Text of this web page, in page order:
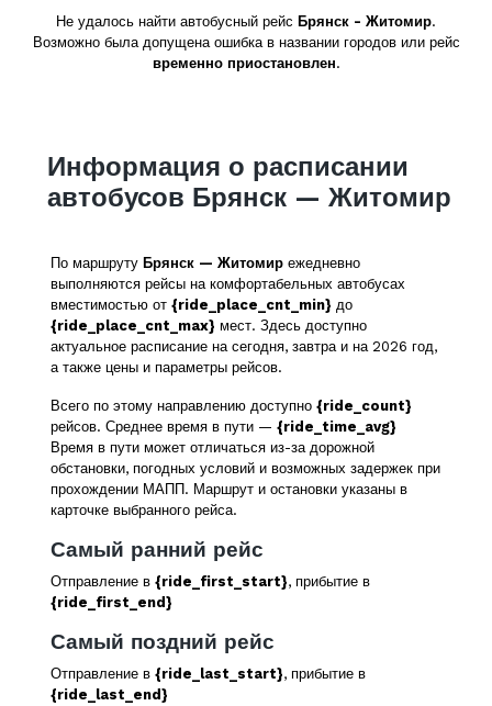
Не удалось найти автобусный рейс Брянск - Житомир.
Возможно была допущена ошибка в названии городов или рейс
временно приостановлен.
Информация о расписании
автобусов Брянск — Житомир
По маршруту Брянск — Житомир ежедневно
выполняются рейсы на комфортабельных автобусах
вместимостью от {ride_place_cnt_min} до
{ride_place_cnt_max} мест. Здесь доступно
актуальное расписание на сегодня, завтра и на 2026 год,
а также цены и параметры рейсов.
Всего по этому направлению доступно {ride_count}
рейсов. Среднее время в пути — {ride_time_avg}
Время в пути может отличаться из-за дорожной
обстановки, погодных условий и возможных задержек при
прохождении МАПП. Маршрут и остановки указаны в
карточке выбранного рейса.
Самый ранний рейс
Отправление в {ride_first_start}, прибытие в
{ride_first_end}
Самый поздний рейс
Отправление в {ride_last_start}, прибытие в
{ride_last_end}